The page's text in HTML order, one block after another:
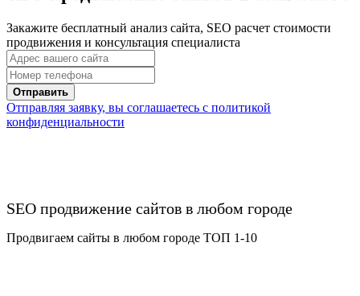
Закажите бесплатный анализ сайта, SEO расчет стоимости
продвижения и консультация специалиста
Отправить
Отправляя заявку, вы соглашаетесь с политикой
конфиденциальности
SEO продвижение сайтов в любом городе
Продвигаем сайты в любом городе ТОП 1-10